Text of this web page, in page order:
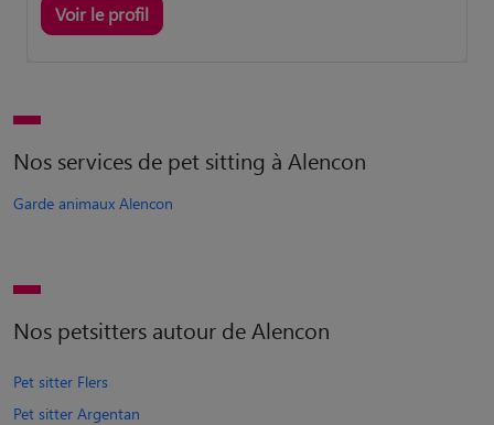
Voir le profil
Nos services de pet sitting à Alencon
Garde animaux Alencon
Nos petsitters autour de Alencon
Pet sitter Flers
Pet sitter Argentan